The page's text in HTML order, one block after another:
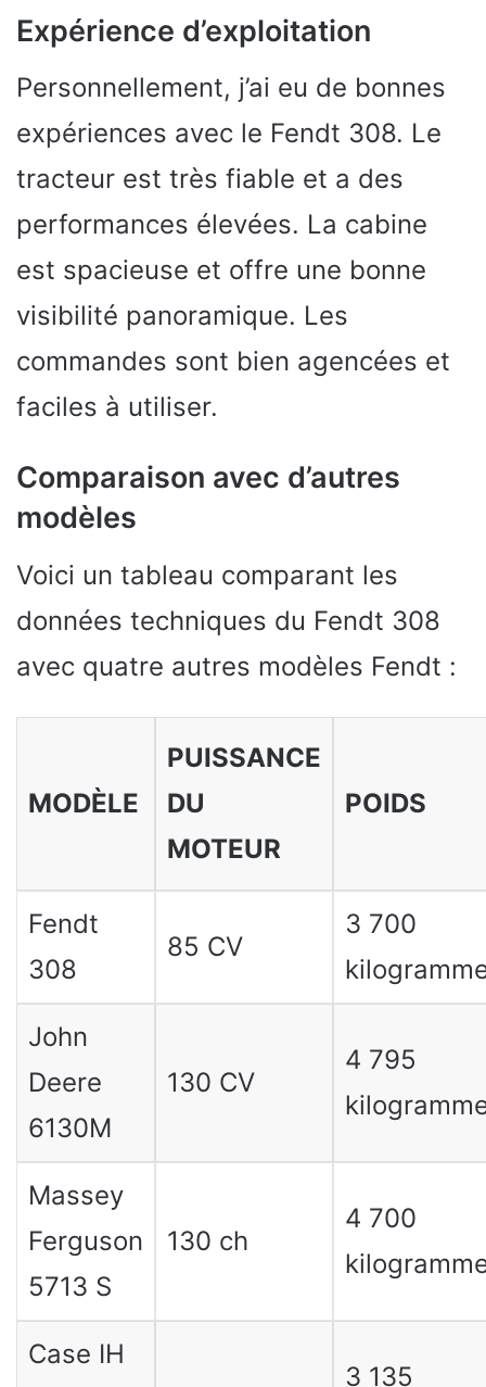
Expérience d’exploitation
Personnellement, j’ai eu de bonnes
expériences avec le Fendt 308. Le
tracteur est très fiable et a des
performances élevées. La cabine
est spacieuse et offre une bonne
visibilité panoramique. Les
commandes sont bien agencées et
faciles à utiliser.
Comparaison avec d’autres
modèles
Voici un tableau comparant les
données techniques du Fendt 308
avec quatre autres modèles Fendt :
MODÈLE
PUISSANCE
DU
MOTEUR
POIDS
Fendt
308
85 CV
3 700
John
Deere
6130M
130 CV
4 795
Massey
Ferguson
5713 S
130 ch
4 700
Case IH
3 135